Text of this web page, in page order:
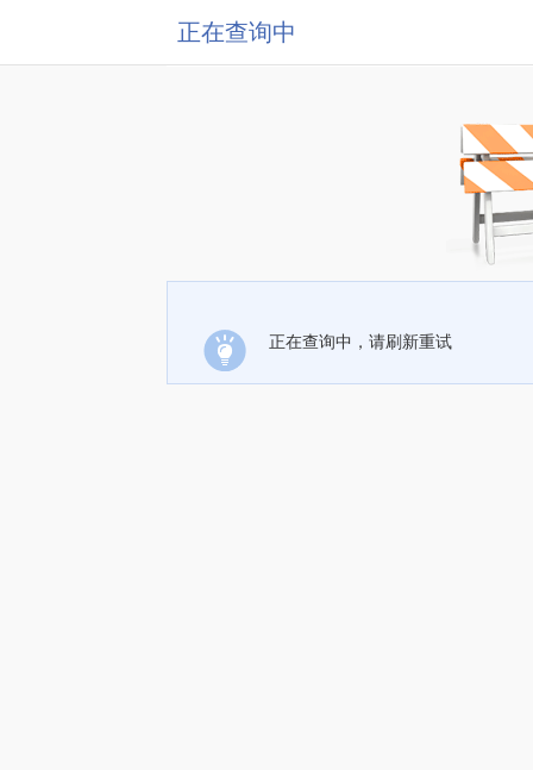
正在查询中
正在查询中，请刷新重试